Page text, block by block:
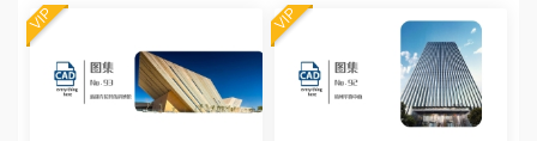
VIP VIP